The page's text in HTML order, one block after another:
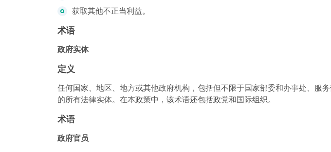
获取其他不正当利益。
术语
政府实体
定义
任何国家、地区、地方或其他政府机构，包括但不限于国家部委和办事处、服
的所有法律实体。在本政策中，该术语还包括政党和国际组织。
术语
政府官员